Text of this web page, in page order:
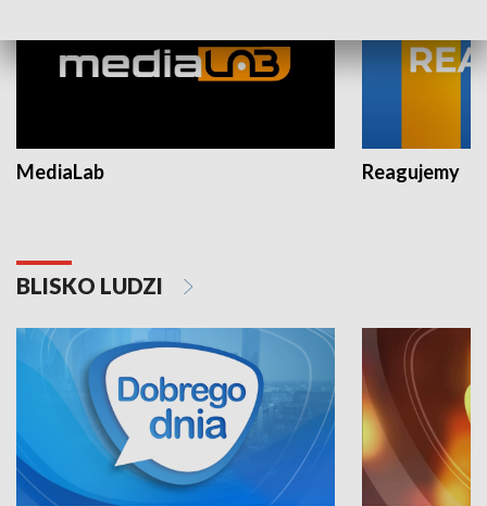
MediaLab Reagujemy
BLISKO LUDZI